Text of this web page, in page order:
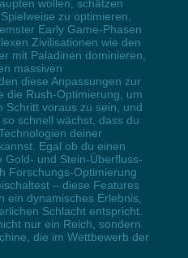
wollen, schätzen
zu optimieren,
Early Game-Phasen
Zivilisationen wie den
mit Paladinen dominieren,
massiven
diese Anpassungen zur
die Rush-Optimierung, um
Schritt voraus zu sein, und
schnell wächst, dass du
deiner
Egal ob du einen
Gold- und Stein-Überfluss-
Forschungs-Optimierung
– diese Features
ein dynamisches Erlebnis,
Schlacht entspricht.
nur ein Reich, sondern
die im Wettbewerb der